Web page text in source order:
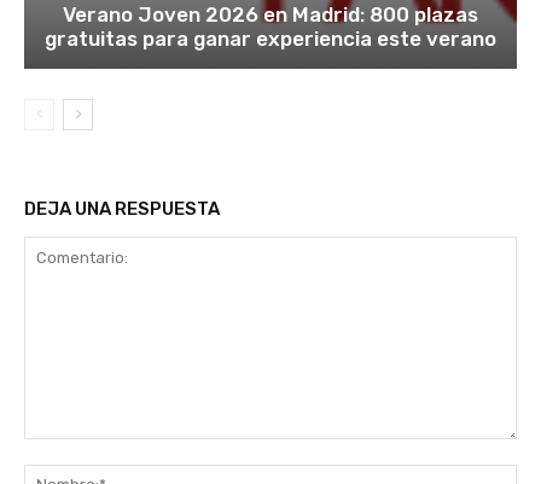
Verano Joven 2026 en Madrid: 800 plazas
gratuitas para ganar experiencia este verano
DEJA UNA RESPUESTA